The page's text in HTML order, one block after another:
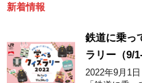
新着情報
鉄道に乗っ
ラリー（9/
2022年9月1